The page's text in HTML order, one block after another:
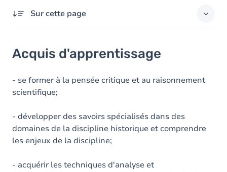
Sur cette page
Objectifs
Contenu
Acquis d'apprentissage
- se former à la pensée critique et au raisonnement
scientifique;
- développer des savoirs spécialisés dans des
domaines de la discipline historique et comprendre
les enjeux de la discipline;
- acquérir les techniques d'analyse et